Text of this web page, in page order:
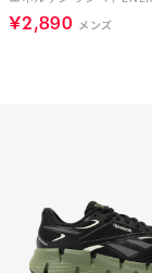
￥2,890